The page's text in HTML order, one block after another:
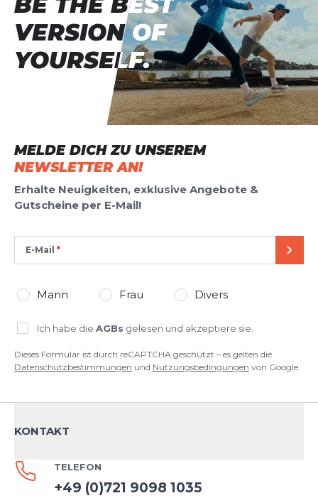
MELDE DICH ZU UNSEREM
NEWSLETTER AN!
Erhalte Neuigkeiten, exklusive Angebote &
Gutscheine per E-Mail!
E-Mail
Mann Frau Divers
Ich habe die AGBs gelesen und akzeptiere sie.
Dieses Formular ist durch reCAPTCHA geschützt – es gelten die
Datenschutzbestimmungen und Nutzungsbedingungen von Google.
VERSION OF
YOURSELF.
VERSION OF
YOURSELF.
KONTAKT
TELEFON
+49 (0)721 9098 1035